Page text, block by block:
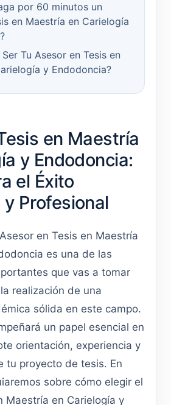
por 60 minutos un
en Maestría en Carielogía
Tu Asesor en Tesis en
y Endodoncia?
en Maestría
y Endodoncia:
el Éxito
Profesional
en Tesis en Maestría
es una de las
que vas a tomar
realización de una
sólida en este campo.
un papel esencial en
orientación, experiencia y
tu proyecto de tesis. En
sobre cómo elegir el
Maestría en Carielogía y